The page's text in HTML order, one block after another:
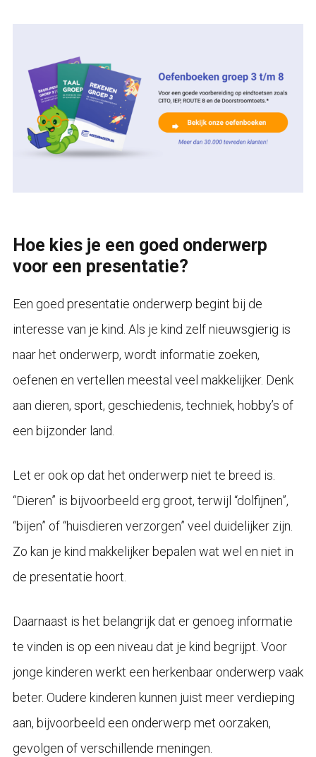
Hoe kies je een goed onderwerp
voor een presentatie?
Een goed presentatie onderwerp begint bij de
interesse van je kind. Als je kind zelf nieuwsgierig is
naar het onderwerp, wordt informatie zoeken,
oefenen en vertellen meestal veel makkelijker. Denk
aan dieren, sport, geschiedenis, techniek, hobby’s of
een bijzonder land.
Let er ook op dat het onderwerp niet te breed is.
“Dieren” is bijvoorbeeld erg groot, terwijl “dolfijnen”,
“bijen” of “huisdieren verzorgen” veel duidelijker zijn.
Zo kan je kind makkelijker bepalen wat wel en niet in
de presentatie hoort.
Daarnaast is het belangrijk dat er genoeg informatie
te vinden is op een niveau dat je kind begrijpt. Voor
jonge kinderen werkt een herkenbaar onderwerp vaak
beter. Oudere kinderen kunnen juist meer verdieping
aan, bijvoorbeeld een onderwerp met oorzaken,
gevolgen of verschillende meningen.